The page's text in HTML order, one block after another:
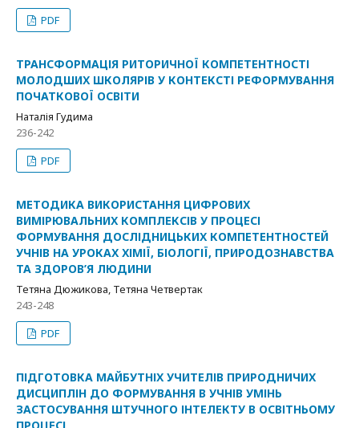
PDF
ТРАНСФОРМАЦІЯ РИТОРИЧНОЇ КОМПЕТЕНТНОСТІ
МОЛОДШИХ ШКОЛЯРІВ У КОНТЕКСТІ РЕФОРМУВАННЯ
ПОЧАТКОВОЇ ОСВІТИ
Наталія Гудима
236-242
PDF
МЕТОДИКА ВИКОРИСТАННЯ ЦИФРОВИХ
ВИМІРЮВАЛЬНИХ КОМПЛЕКСІВ У ПРОЦЕСІ
ФОРМУВАННЯ ДОСЛІДНИЦЬКИХ КОМПЕТЕНТНОСТЕЙ
УЧНІВ НА УРОКАХ ХІМІЇ, БІОЛОГІЇ, ПРИРОДОЗНАВСТВА
ТА ЗДОРОВ’Я ЛЮДИНИ
Тетяна Дюжикова, Тетяна Четвертак
243-248
PDF
ПІДГОТОВКА МАЙБУТНІХ УЧИТЕЛІВ ПРИРОДНИЧИХ
ДИСЦИПЛІН ДО ФОРМУВАННЯ В УЧНІВ УМІНЬ
ЗАСТОСУВАННЯ ШТУЧНОГО ІНТЕЛЕКТУ В ОСВІТНЬОМУ